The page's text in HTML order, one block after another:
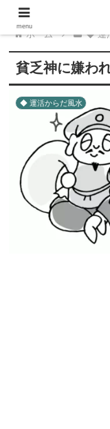
ホーム ◆ 運
貧乏神に嫌わ
◆ 運活からだ風水
menu